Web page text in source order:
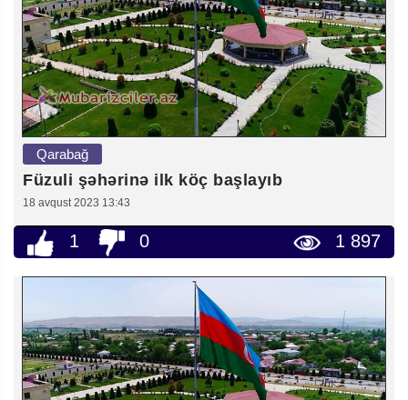
Qarabağ
Füzuli şəhərinə ilk köç başlayıb
18 avqust 2023 13:43
1 0 1 897